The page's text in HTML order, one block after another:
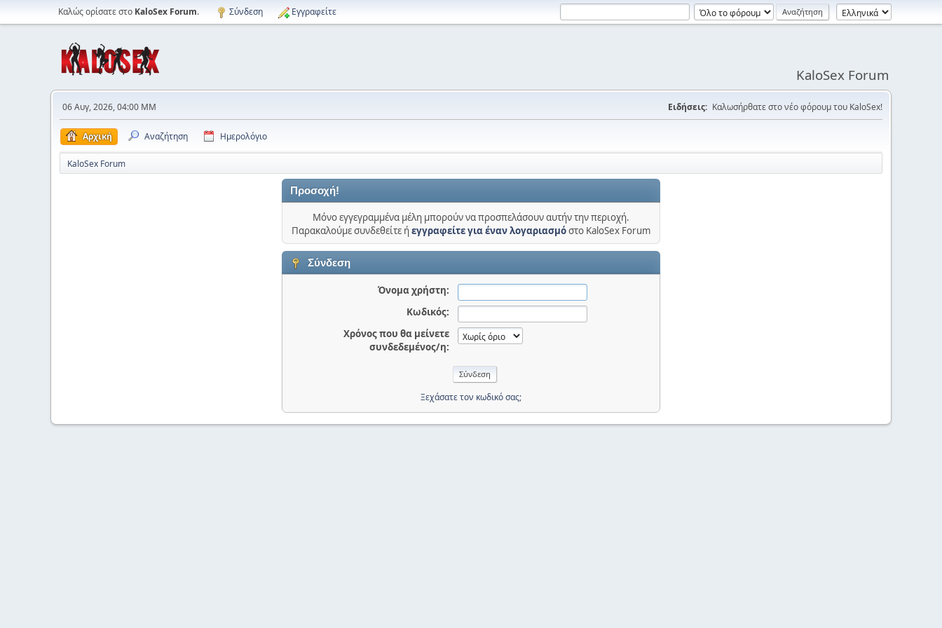
Καλώς ορίσατε στο KaloSex Forum. Σύνδεση Εγγραφείτε
KaloSex Forum
06 Αυγ, 2026, 04:00 ΜΜ Ειδήσεις: Καλωσήρθατε στο νέο φόρουμ του KaloSex!
Αρχική Αναζήτηση Ημερολόγιο
KaloSex Forum
Προσοχή!
Μόνο εγγεγραμμένα μέλη μπορούν να προσπελάσουν αυτήν την περιοχή.
Παρακαλούμε συνδεθείτε ήεγγραφείτε για έναν λογαριασμόστο KaloSex Forum
Σύνδεση
Όνομα χρήστη:
Κωδικός:
Χρόνος που θα μείνετε
συνδεδεμένος/η:
Ξεχάσατε τον κωδικό σας;